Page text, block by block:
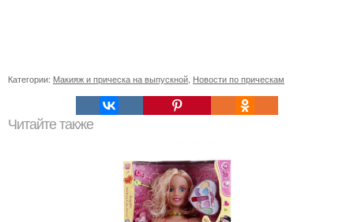
Категории: Макияж и прическа на выпускной Новости по прическам
Читайте также